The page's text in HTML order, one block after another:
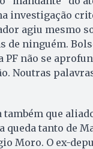
investigação
agiu mesmo
de ninguém.
PF não se
Noutras
também que
queda tanto de
Moro. O ex-